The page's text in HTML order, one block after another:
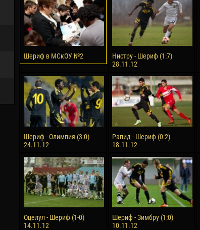
Jayder Moreno ASPRILLA
22 March
Samba KONÉ
26 March
Vitor Hugo Morais de OLIVEIRA
28 March
Raí LOPES DE OLIVEIRA
Victor CIUMAȘU
28 June
Soumaila MAGASSOUBA
10 July
Bourama FOMBA
15 July
Ivan DYULGEROV
Шериф в МСкОУ №2
Нистру - Шериф (1:7)
28.11.12
Шериф - Олимпия (3:0)
24.11.12
Рапид - Шериф (0:2)
18.11.12
Оцелул - Шериф (1-0)
14.11.12
Шериф - Зимбру (1:0)
10.11.12